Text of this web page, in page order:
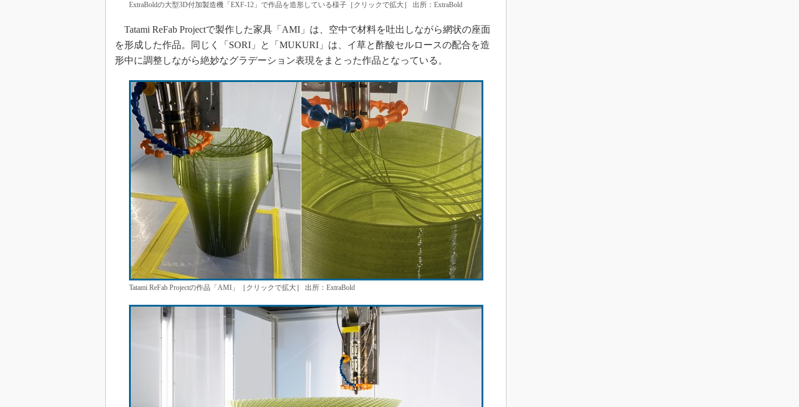
ExtraBoldの大型3D付加製造機「EXF-12」で作品を造形している様子［クリックで拡大］ 出所：ExtraBold
Tatami ReFab Projectで製作した家具「AMI」は、空中で材料を吐出しながら網状の座面
を形成した作品。同じく「SORI」と「MUKURI」は、イ草と酢酸セルロースの配合を造
形中に調整しながら絶妙なグラデーション表現をまとった作品となっている。
Tatami ReFab Projectの作品「AMI」［クリックで拡大］ 出所：ExtraBold